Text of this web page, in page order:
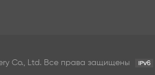
Co., Ltd. Все права защищены